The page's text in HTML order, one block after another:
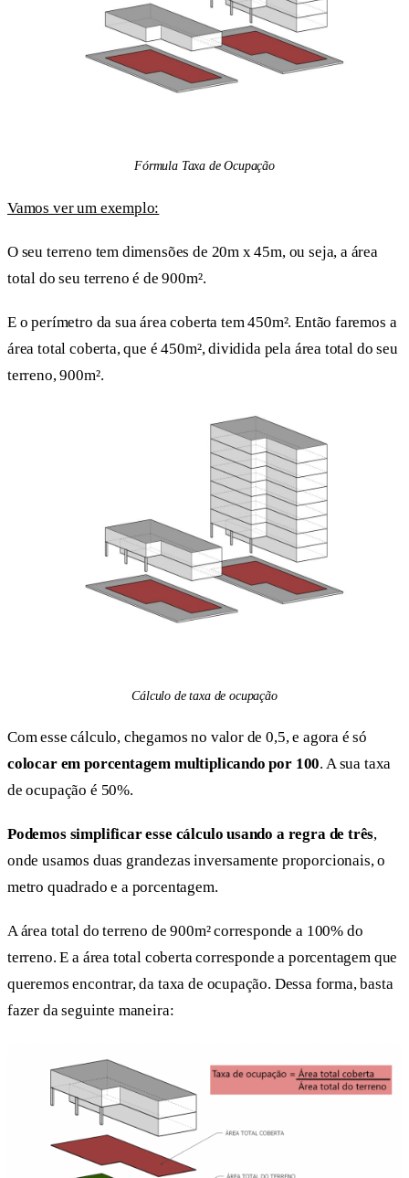
Fórmula Taxa de Ocupação
Vamos ver um exemplo:
O seu terreno tem dimensões de 20m x 45m, ou seja, a área
total do seu terreno é de 900m².
E o perímetro da sua área coberta tem 450m². Então faremos a
área total coberta, que é 450m², dividida pela área total do seu
terreno, 900m².
Cálculo de taxa de ocupação
Com esse cálculo, chegamos no valor de 0,5, e agora é só
colocar em porcentagem multiplicando por 100. A sua taxa
de ocupação é 50%.
Podemos simplificar esse cálculo usando a regra de três,
onde usamos duas grandezas inversamente proporcionais, o
metro quadrado e a porcentagem.
A área total do terreno de 900m² corresponde a 100% do
terreno. E a área total coberta corresponde a porcentagem que
queremos encontrar, da taxa de ocupação. Dessa forma, basta
fazer da seguinte maneira: